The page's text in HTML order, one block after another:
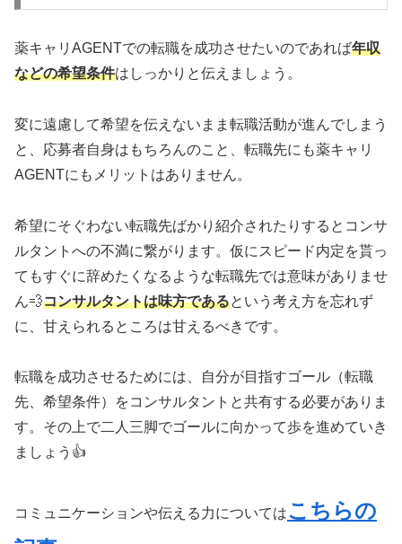
薬キャリAGENTでの転職を成功させたいのであれば年収
などの希望条件はしっかりと伝えましょう。
変に遠慮して希望を伝えないまま転職活動が進んでしまう
と、応募者自身はもちろんのこと、転職先にも薬キャリ
AGENTにもメリットはありません。
希望にそぐわない転職先ばかり紹介されたりするとコンサ
ルタントへの不満に繋がります。仮にスピード内定を貰っ
てもすぐに辞めたくなるような転職先では意味がありませ
ん💨コンサルタントは味方であるという考え方を忘れず
に、甘えられるところは甘えるべきです。
転職を成功させるためには、自分が目指すゴール（転職
先、希望条件）をコンサルタントと共有する必要がありま
す。その上で二人三脚でゴールに向かって歩を進めていき
ましょう👍
コミュニケーションや伝える力についてはこちらの